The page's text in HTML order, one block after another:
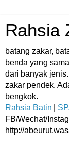
Rahsia
batang zakar,
benda yang
dari banyak
zakar pendek.
bengkok.
Rahsia Batin
FB/Wechat/
http://